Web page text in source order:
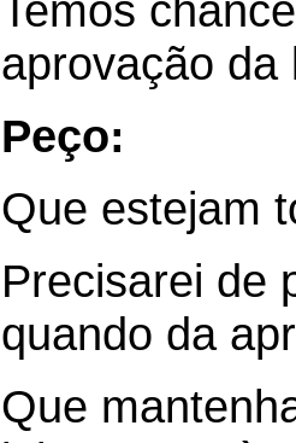
aprovação da
Peço:
Que estejam
Precisarei de
quando da
Que